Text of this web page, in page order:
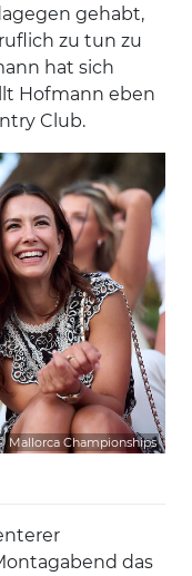
gehabt,
zu tun zu
hat sich
Hofmann eben
Club.
Mallorca Championships
das